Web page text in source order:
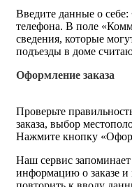
Введите данные о
телефона. В поле
сведения, которые
подъезды в доме
Оформление заказа
Проверьте
заказа, выбор
Нажмите кнопку
Наш сервис
информацию о заказе